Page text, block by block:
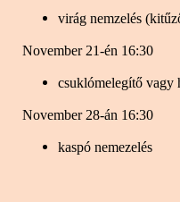
virág nemzelés
November 21-én 16:30
csuklómelegítő vagy
November 28-án 16:30
kaspó nemezelés